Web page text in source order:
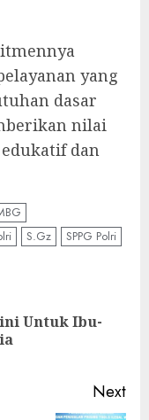
yang
dasar
nilai
dan
S.Gz SPPG Polri
Untuk Ibu-
Next